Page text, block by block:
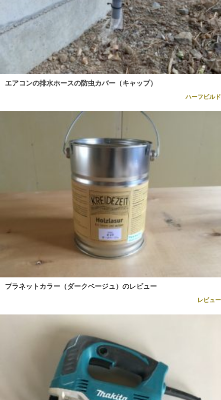
エアコンの排水ホースの防虫カバー（キャップ）
ハーフビルド
プラネットカラー（ダークベージュ）のレビュー
レビュー